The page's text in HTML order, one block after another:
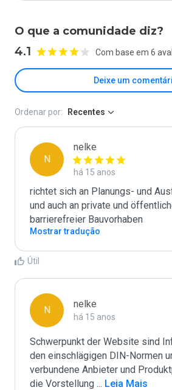
O que a comunidade diz?
4.1 Com base em 6
Deixe um
Ordenar por: Recentes
N
nelke
há 15 anos
richtet sich an Planungs- und
und auch an private und
barrierefreier Bauvorhaben
Mostrar tradução
Útil
N
nelke
há 15 anos
Schwerpunkt der Website sind
den einschlägigen DIN-Normen
verbundene Anbieter und
die Vorstellung ... Leia Mais